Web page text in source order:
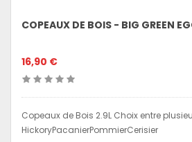
COPEAUX DE BOIS - BIG GREEN
16,90 €
Copeaux de Bois 2.9L Choix entre
HickoryPacanierPommierCerisier